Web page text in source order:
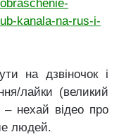
kanala-na-rus-i-
на дзвіночок і
лайки (великий
– нехай відео про
людей.